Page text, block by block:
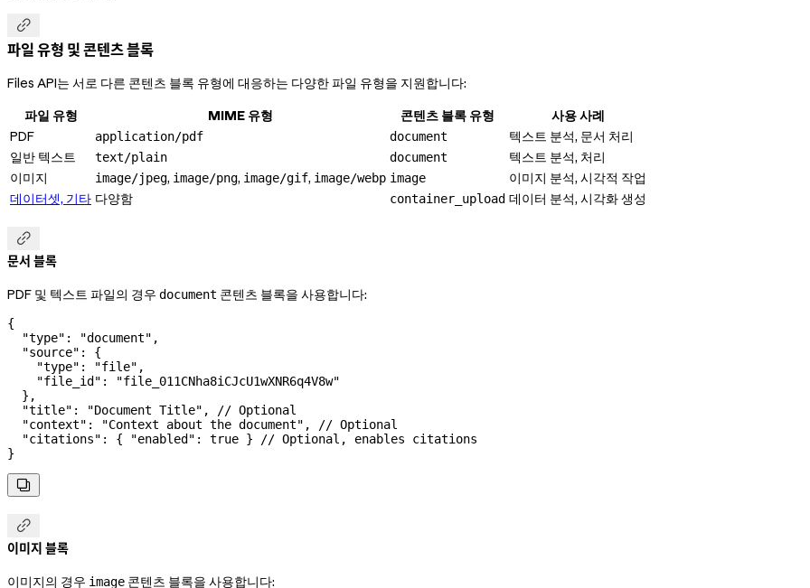

파일 유형 및 콘텐츠 블록
Files API는 서로 다른 콘텐츠 블록 유형에 대응하는 다양한 파일 유형을 지원합니다:
파일 유형
MIME 유형 콘텐츠 블록 유형
사용 사례
PDF
application/pdf document
텍스트 분석, 문서 처리
일반 텍스트
text/plain document
텍스트 분석, 처리
이미지
image/jpeg, image/png, image/gif, image/webp image
이미지 분석, 시각적 작업
데이터셋, 기타 다양함 container_upload 데이터 분석, 시각화 생성

문서 블록
PDF 및 텍스트 파일의 경우 document 콘텐츠 블록을 사용합니다:
{
  "type"
: "document" ,
  "source"
: {
    "type"
: "file" ,
    "file_id"
:
"file_011CNha8iCJcU1wXNR6q4V8w"
  },
  "title"
: "Document Title" ,
// Optional
  "context"
: "Context about the document" ,
// Optional
  "citations"
: { "enabled" : true }
// Optional, enables citations
}


이미지 블록
이미지의 경우 image 콘텐츠 블록을 사용합니다: